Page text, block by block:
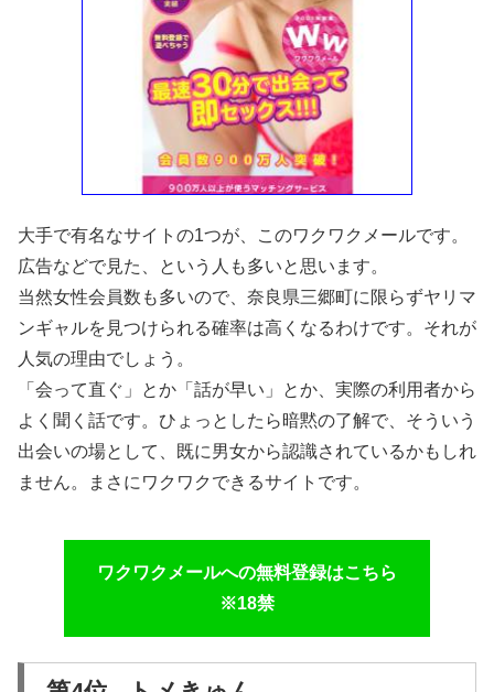
大手で有名なサイトの1つが、このワクワクメールです。
広告などで見た、という人も多いと思います。
当然女性会員数も多いので、奈良県三郷町に限らずヤリマ
ンギャルを見つけられる確率は高くなるわけです。それが
人気の理由でしょう。
「会って直ぐ」とか「話が早い」とか、実際の利用者から
よく聞く話です。ひょっとしたら暗黙の了解で、そういう
出会いの場として、既に男女から認識されているかもしれ
ません。まさにワクワクできるサイトです。
ワクワクメールへの無料登録はこちら
※18禁